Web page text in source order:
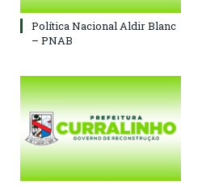
Política Nacional Aldir Blanc
– PNAB